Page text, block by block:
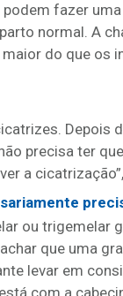
fazer
normal. A
do que os
Depois
precisa ter
a
ou trigemelar
que uma
levar em
com a